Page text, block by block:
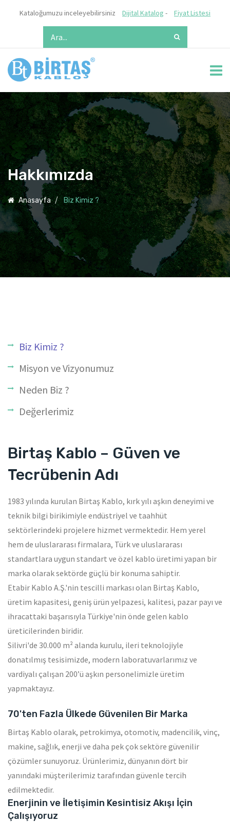
Kataloğumuzu inceleyebilirsiniz Dijital Katalog - Fiyat Listesi
Hakkımızda
Anasayfa Biz Kimiz ?
Biz Kimiz ?
Misyon ve Vizyonumuz
Neden Biz ?
Değerlerimiz
Birtaş Kablo – Güven ve
Tecrübenin Adı
1983 yılında kurulan Birtaş Kablo, kırk yılı aşkın deneyimi ve
teknik bilgi birikimiyle endüstriyel ve taahhüt
sektörlerindeki projelere hizmet vermektedir. Hem yerel
hem de uluslararası firmalara, Türk ve uluslararası
standartlara uygun standart ve özel kablo üretimi yapan bir
marka olarak sektörde güçlü bir konuma sahiptir.
Etabir Kablo A.Ş.'nin tescilli markası olan Birtaş Kablo,
üretim kapasitesi, geniş ürün yelpazesi, kalitesi, pazar payı ve
ihracattaki başarısıyla Türkiye'nin önde gelen kablo
üreticilerinden biridir.
Silivri'de 30.000 m² alanda kurulu, ileri teknolojiyle
donatılmış tesisimizde, modern laboratuvarlarımız ve
vardiyalı çalışan 200’ü aşkın personelimizle üretim
yapmaktayız.
70'ten Fazla Ülkede Güvenilen Bir Marka
Birtaş Kablo olarak, petrokimya, otomotiv, madencilik, vinç,
makine, sağlık, enerji ve daha pek çok sektöre güvenilir
çözümler sunuyoruz. Ürünlerimiz, dünyanın dört bir
yanındaki müşterilerimiz tarafından güvenle tercih
edilmektedir.
Enerjinin ve İletişimin Kesintisiz Akışı İçin
Çalışıyoruz